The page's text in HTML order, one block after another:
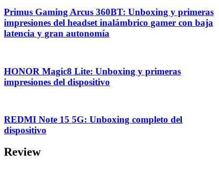
Primus Gaming Arcus 360BT: Unboxing y primeras
impresiones del headset inalámbrico gamer con baja
latencia y gran autonomía
HONOR Magic8 Lite: Unboxing y primeras
impresiones del dispositivo
REDMI Note 15 5G: Unboxing completo del
dispositivo
Review